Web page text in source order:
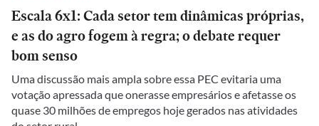
Escala 6x1: Cada setor tem dinâmicas próprias,
e as do agro fogem à regra; o debate requer
bom senso
Uma discussão mais ampla sobre essa PEC evitaria uma
votação apressada que onerasse empresários e afetasse os
quase 30 milhões de empregos hoje gerados nas atividades